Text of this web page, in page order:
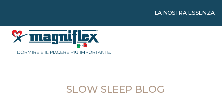
LA NOSTRA ESSENZA
SLOW SLEEP BLOG